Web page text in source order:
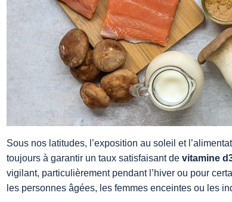
Sous nos latitudes, l’exposition au soleil et
toujours à garantir un taux satisfaisant devitamine
vigilant, particulièrement pendant l’hiver ou pour
les personnes âgées, les femmes enceintes ou les